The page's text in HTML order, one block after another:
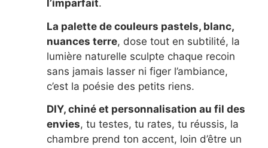
l’imparfait.
La palette de couleurs pastels, blanc,
nuances terre, dose tout en subtilité, la
lumière naturelle sculpte chaque recoin
sans jamais lasser ni figer l’ambiance,
c’est la poésie des petits riens.
DIY, chiné et personnalisation au fil des
envies, tu testes, tu rates, tu réussis, la
chambre prend ton accent, loin d’être un